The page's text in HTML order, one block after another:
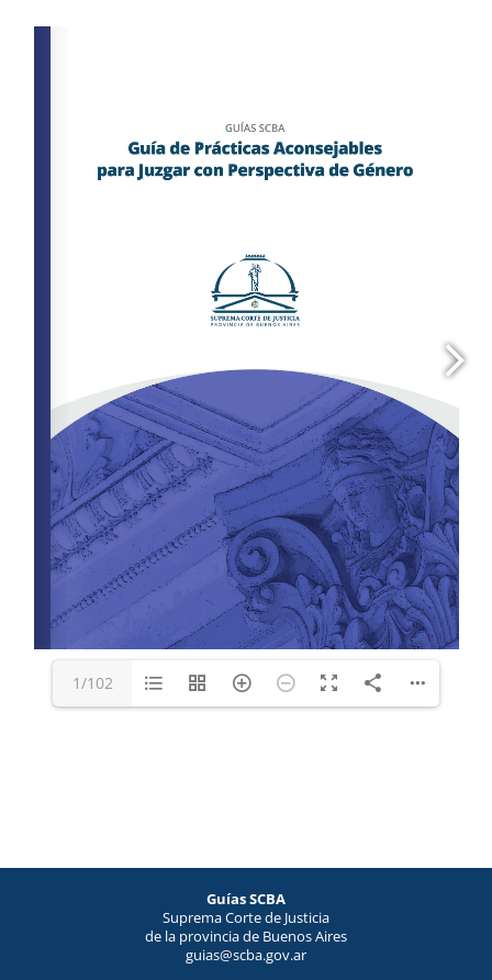
1/102
Guías SCBA
Suprema Corte de Justicia
de la provincia de Buenos Aires
guias@scba.gov.ar